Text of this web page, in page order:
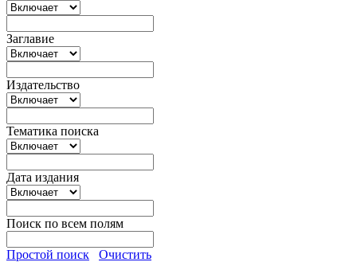
Заглавие
Издательство
Тематика поиска
Дата издания
Поиск по всем полям
Простой поиск Очистить